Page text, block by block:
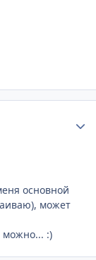
основной
может
можно... :)